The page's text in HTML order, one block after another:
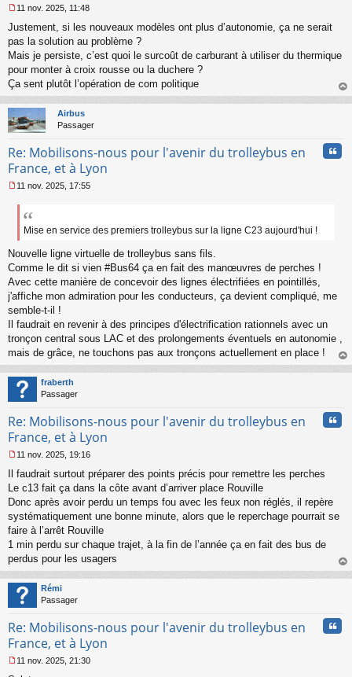
e
s
s
g
e
n
o
n
l
11 nov. 2025, 11:48
Justement, si les nouveaux modèles ont plus d’autonomie, ça ne serait
pas la solution au problème ?
Mais je persiste, c’est quoi le surcoût de carburant à utiliser du thermique
pour monter à croix rousse ou la duchere ?
Ça sent plutôt l’opération de com politique
au
Airbus
Passager
Re: Mobilisons-nous pour l'avenir du trolleybus en
France, et à Lyon
e
a
g
e
o
n
l
u
11 nov. 2025, 17:55
Mise en service des premiers trolleybus sur la ligne C23 aujourd'hui !
Nouvelle ligne virtuelle de trolleybus sans fils.
Comme le dit si vien #Bus64 ça en fait des manœuvres de perches !
Avec cette manière de concevoir des lignes électrifiées en pointillés,
j'affiche mon admiration pour les conducteurs, ça devient compliqué, me
semble-t-il !
Il faudrait en revenir à des principes d'électrification rationnels avec un
tronçon central sous LAC et des prolongements éventuels en autonomie ,
mais de grâce, ne touchons pas aux tronçons actuellement en place !
au
fraberth
Passager
Re: Mobilisons-nous pour l'avenir du trolleybus en
France, et à Lyon
e
s
s
g
e
n
o
n
l
u
11 nov. 2025, 19:16
Il faudrait surtout préparer des points précis pour remettre les perches
Le c13 fait ça dans la côte avant d’arriver place Rouville
Donc après avoir perdu un temps fou avec les feux non réglés, il repère
systématiquement une bonne minute, alors que le reperchage pourrait se
faire à l’arrêt Rouville
1 min perdu sur chaque trajet, à la fin de l’année ça en fait des bus de
perdus pour les usagers
au
Rémi
Passager
Re: Mobilisons-nous pour l'avenir du trolleybus en
France, et à Lyon
11 nov. 2025, 21:30